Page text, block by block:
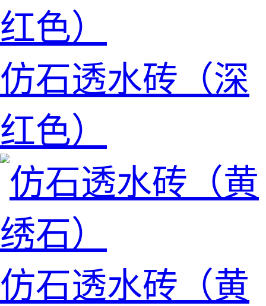
仿石透水砖（深
红色）
仿石透水砖（黄